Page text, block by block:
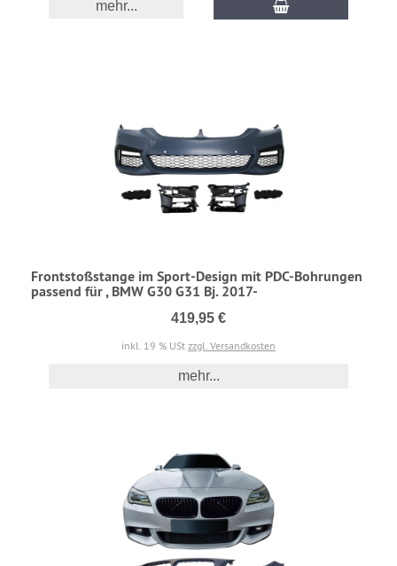
mehr...
Frontstoßstange im Sport-Design mit PDC-Bohrungen
passend für , BMW G30 G31 Bj. 2017-
419,95 €
inkl. 19 % USt zzgl. Versandkosten
mehr...